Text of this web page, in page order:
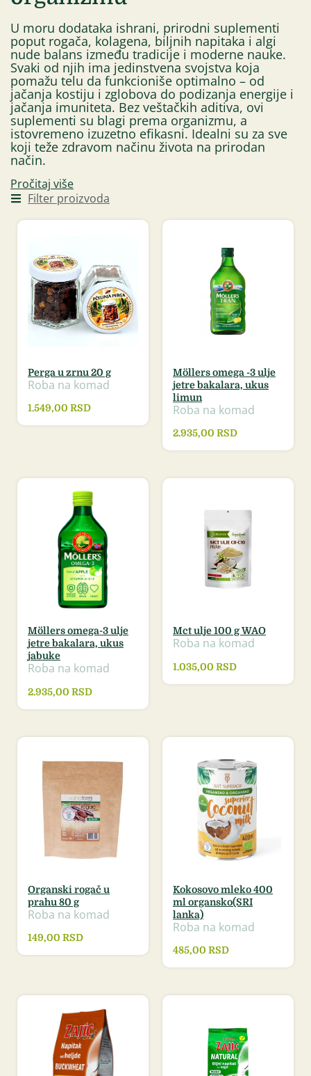
U moru dodataka ishrani, prirodni suplementi
poput rogača, kolagena, biljnih napitaka i algi
nude balans između tradicije i moderne nauke.
Svaki od njih ima jedinstvena svojstva koja
pomažu telu da funkcioniše optimalno – od
jačanja kostiju i zglobova do podizanja energije i
jačanja imuniteta. Bez veštačkih aditiva, ovi
suplementi su blagi prema organizmu, a
istovremeno izuzetno efikasni. Idealni su za sve
koji teže zdravom načinu života na prirodan
način.
Pročitaj više
Filter proizvoda
Perga u zrnu 20 g
Roba na komad
1.549,00 RSD
Möllers omega -3 ulje
jetre bakalara, ukus
limun
Roba na komad
2.935,00 RSD
Möllers omega-3 ulje
jetre bakalara, ukus
jabuke
Roba na komad
2.935,00 RSD
Mct ulje 100 g WAO
Roba na komad
1.035,00 RSD
Organski rogač u
prahu 80 g
Roba na komad
149,00 RSD
Kokosovo mleko 400
ml organsko(SRI
lanka)
Roba na komad
485,00 RSD